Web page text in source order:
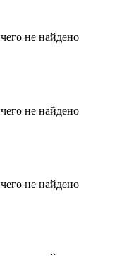
не найдено
не найдено
не найдено